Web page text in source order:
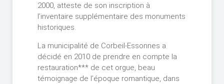
2000, atteste de son inscription à
l’inventaire supplémentaire des monuments
historiques.
La municipalité de Corbeil-Essonnes a
décidé en 2010 de prendre en compte la
restauration*** de cet orgue, beau
témoignage de l’époque romantique, dans